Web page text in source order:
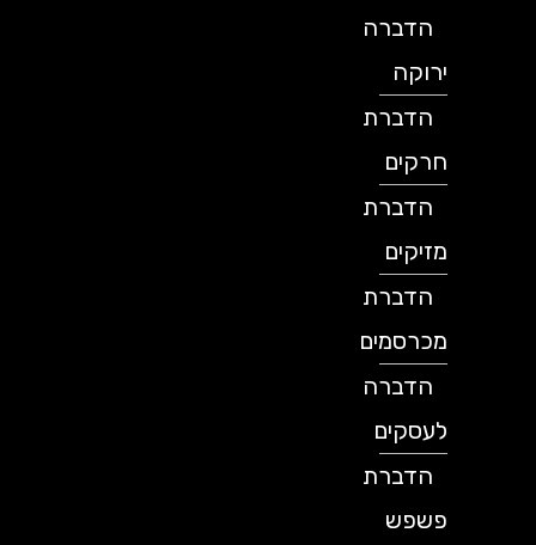
הדברה
ירוקה
הדברת
חרקים
הדברת
מזיקים
הדברת
מכרסמים
הדברה
לעסקים
הדברת
פשפש